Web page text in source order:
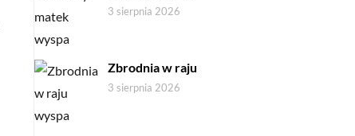
3 sierpnia 2026
Zbrodnia w raju
3 sierpnia 2026